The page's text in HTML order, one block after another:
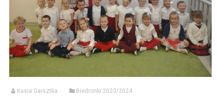
Kasia Garsztka Biedronki 2023/2024